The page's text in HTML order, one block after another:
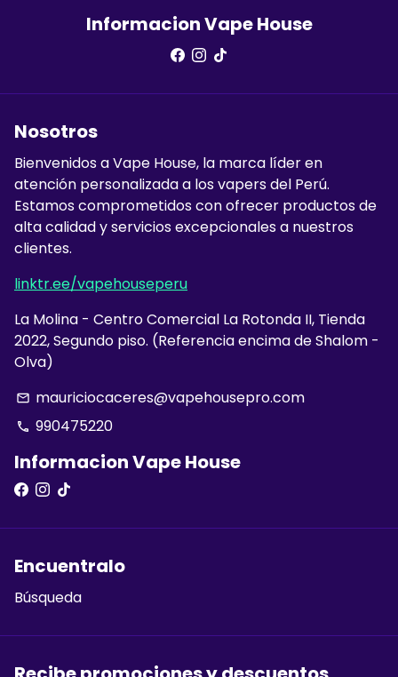
Informacion Vape House
Nosotros
Bienvenidos a Vape House, la marca líder en
atención personalizada a los vapers del Perú.
Estamos comprometidos con ofrecer productos de
alta calidad y servicios excepcionales a nuestros
clientes.
linktr.ee/vapehouseperu
La Molina - Centro Comercial La Rotonda II, Tienda
2022, Segundo piso. (Referencia encima de Shalom -
Olva)
email mauriciocaceres@vapehousepro.com
phone 990475220
Informacion Vape House
Encuentralo
Búsqueda